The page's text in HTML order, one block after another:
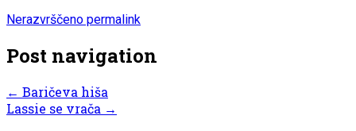
Nerazvrščeno permalink
Post navigation
← Baričeva hiša
Lassie se vrača →